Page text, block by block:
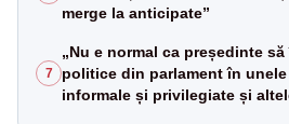
merge la anticipate”
7
„Nu e normal ca președinte
politice din parlament în
informale și privilegiate și